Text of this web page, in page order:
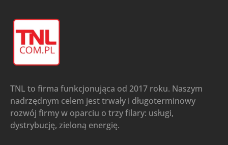
TNL to firma funkcjonująca od 2017 roku. Naszym
nadrzędnym celem jest trwały i długoterminowy
rozwój firmy w oparciu o trzy filary: usługi,
dystrybucję, zieloną energię.